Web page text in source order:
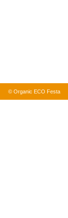
© Organic ECO Festa